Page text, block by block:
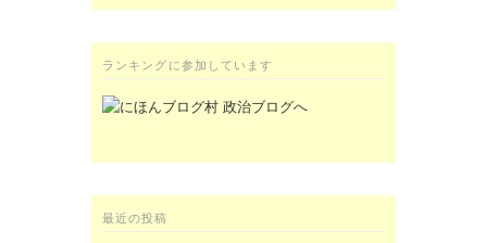
ランキングに参加しています
最近の投稿